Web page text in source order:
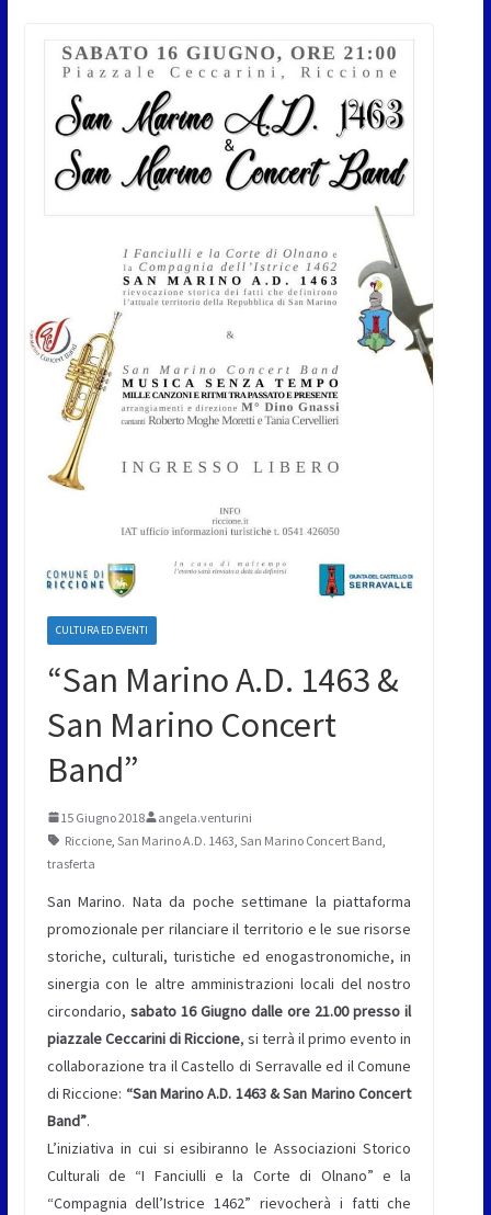
CULTURA ED EVENTI
“San Marino A.D. 1463 &
San Marino Concert
Band”
15 Giugno 2018
angela.venturini
Riccione, San Marino A.D. 1463 San Marino Concert Band
trasferta
San Marino. Nata da poche settimane lapiattaforma
promozionale per rilanciare il territorio e le sue risorse
storiche, culturali, turistiche ed enogastronomiche, in
sinergia con le altre amministrazioni locali del nostro
circondario, sabato 16 Giugno dalle ore 21.00 presso il
piazzale Ceccarini di Riccione, si terrà il primo evento in
collaborazione tra il Castello di Serravalle ed il Comune
di Riccione: “San Marino A.D. 1463 & San Marino Concert
Band”.
L’iniziativa in cui si esibiranno le Associazioni Storico
Culturali de “I Fanciulli e la Corte di Olnano” e la
“Compagnia dell’Istrice 1462” rievocherà i fatti che